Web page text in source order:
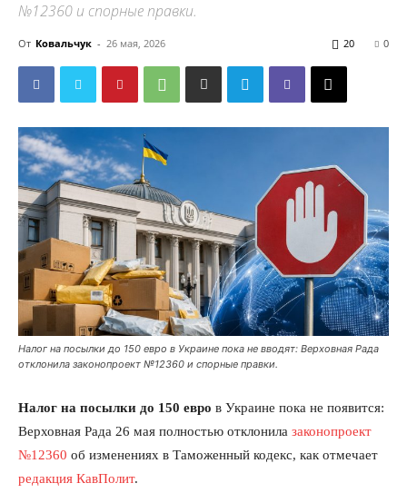
№12360 и спорные правки.
От Ковальчук - 26 мая, 2026 0
20
Налог на посылки до 150 евро в Украине пока не вводят: Верховная Рада
отклонила законопроект №12360 и спорные правки.
Налог на посылки до 150 евро в Украине пока не появится:
Верховная Рада 26 мая полностью отклонила законопроект
№12360 об изменениях в Таможенный кодекс, как отмечает
редакция КавПолит.